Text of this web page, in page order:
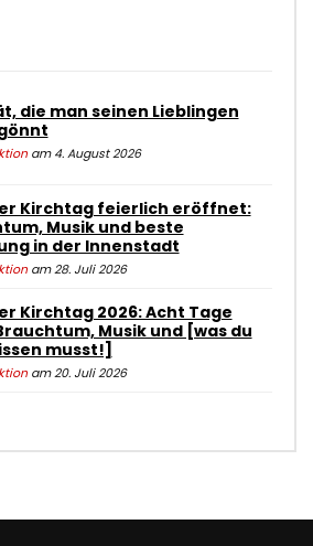
die man seinen Lieblingen
am 4. August 2026
Kirchtag feierlich eröffnet:
Musik und beste
in der Innenstadt
am 28. Juli 2026
Kirchtag 2026: Acht Tage
Musik und [was du
musst!]
am 20. Juli 2026